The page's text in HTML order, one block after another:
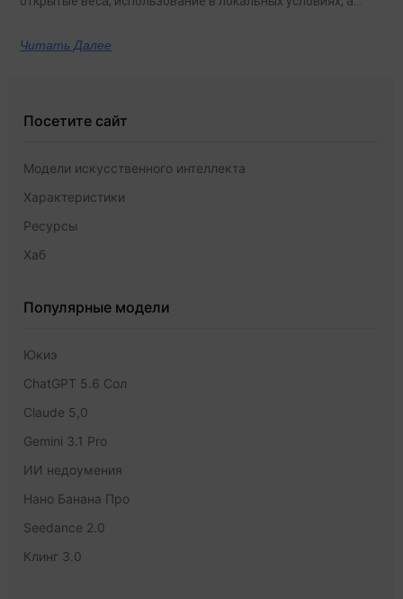
конкретных задач на сегодняшний день.
Читать Далее
Посетите сайт
Модели искусственного интеллекта
Характеристики
Ресурсы
Хаб
Популярные модели
Юкиэ
ChatGPT 5.6 Сол
Claude 5,0
Gemini 3.1 Pro
ИИ недоумения
Нано Банана Про
Seedance 2.0
Клинг 3.0